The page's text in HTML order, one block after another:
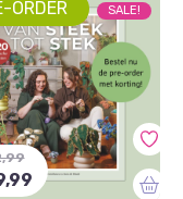
(10)
ORDER SALE!